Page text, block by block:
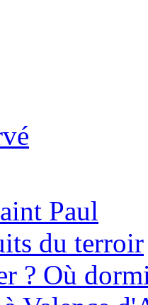
Paul
du terroir
? Où